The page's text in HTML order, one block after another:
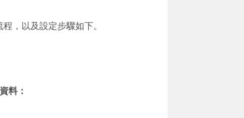
，以及設定步驟如下。
料：